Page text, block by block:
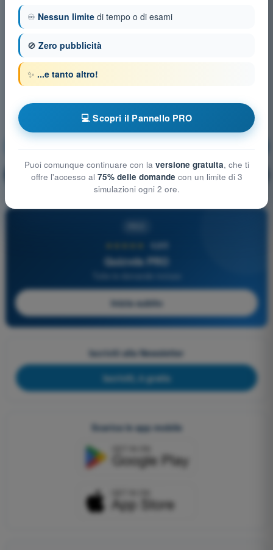
Meteorologia e Aerologia Allenamento!
🔒 PRO Spiegazione domanda
4,6/5
Quizvds PRO
Inizia subito
Iscriviti alla Newsletter
Iscriviti, è gratis
Scarica le app mobile
♾️ Nessun limite di tempo o di esami
🚫 Zero pubblicità
✨ ...e tanto altro!
💻 Scopri il Pannello PRO
Puoi comunque continuare con la versione gratuita, che ti
offre l'accesso al 75% delle domande con un limite di 3
simulazioni ogni 2 ore.